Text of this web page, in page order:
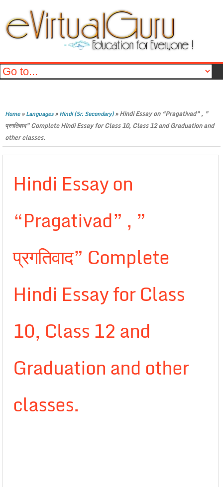
Home»Languages»Hindi (Sr. Secondary)»Hindi Essay on “Pragativad” , ”
प्रगतिवाद” Complete Hindi Essay for Class 10, Class 12 and Graduation and
other classes.
Hindi Essay on
“Pragativad” , ”
प्रगतिवाद” Complete
Hindi Essay for Class
10, Class 12 and
Graduation and other
classes.